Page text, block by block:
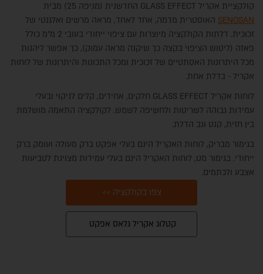
השראות מבתי לקוחות
קולקציית אקריל GLASS EFFECT החדשנית (מניפה 25) מבית
SENOSAN האוסטרית מדמה, אחד לאחד, מראה מרשים ואלגנטי של
זכוכית. דלתות הקולקציה מיוצרות עם ציפוי ייחודי בעובי 2 מ"מ כולל
פאזה (ליטוש הציפוי בקצה כך שיקנה מראה עמוק), כך אפשר ליהנות
מכל היתרונות האסתטיים של זכוכית ומכל התכונות והיתרונות של לוחות
אקריל - בדלת אחת.
לוחות אקריל GLASS EFFECT חלקים, אחידים, קלים לניקוי ובעלי
עמידות גבוהה לשריטות ולחשיפה לשמש. לקולקציה התאמה מושלמת
בין חזית, קנט וגב הדלת.
בגימור מבריק, לוחות האקריל הינם בעלי אפקט ברק מעולה ועומק ברק
ייחודי. בגימור מט, לוחות האקריל הינם בעלי עמידות מצוינת לטביעות
אצבע ולכתמים.
צפו בקולקציה >>
קטלוג אקריל גלאס אפקט